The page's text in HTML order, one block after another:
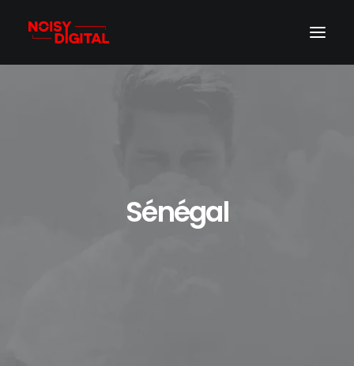
Sénégal